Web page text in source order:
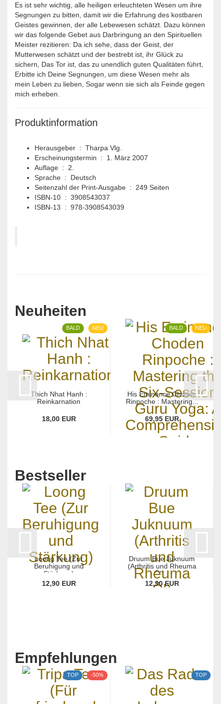
Es ist sehr wichtig, alle heiligen erleuchteten Wesen um ihre
Segnungen zu bitten, damit wir die Erfahrung des kostbaren
Geistes gewinnen, der alle Lebewesen schätzt. Dazu können
wir das folgende Gebet aus Darbringung an den Spirituellen
Meister rezitieren: Da ich sehe, dass der Geist, der
Mutterwesen schätzt und der bestrebt ist, ihr Glück zu
sichern, Das Tor ist, das zu unendlich guten Qualitäten führt,
Erbitte ich Deine Segnungen, um diese Wesen mehr als
mein Leben zu lieben, Sogar wenn sie sich als Feinde gegen
mich erheben.
Produktinformation
Herausgeber ‏ : ‎ Tharpa Vlg.
Erscheinungstermin ‏ : ‎ 1. März 2007
Auflage ‏ : ‎ 2.
Sprache ‏ : ‎ Deutsch
Seitenzahl der Print-Ausgabe ‏ : ‎ 249 Seiten
ISBN-10 ‏ : ‎ 3908543037
ISBN-13 ‏ : ‎ 978-3908543039
Neuheiten
BALD NEU
Thich Nhat Hanh :
Reinkarnation
18,00 EUR
BALD NEU
His Eminence Choden
Rinpoche : Mastering...
69,95 EUR
Bestseller
Loong Tee (Zur
Beruhigung und
Stärkung)
12,90 EUR
Druum Bue Juknuum
(Arthritis und Rheuma
Öl)...
12,90 EUR
Empfehlungen
TOP -50% TOP